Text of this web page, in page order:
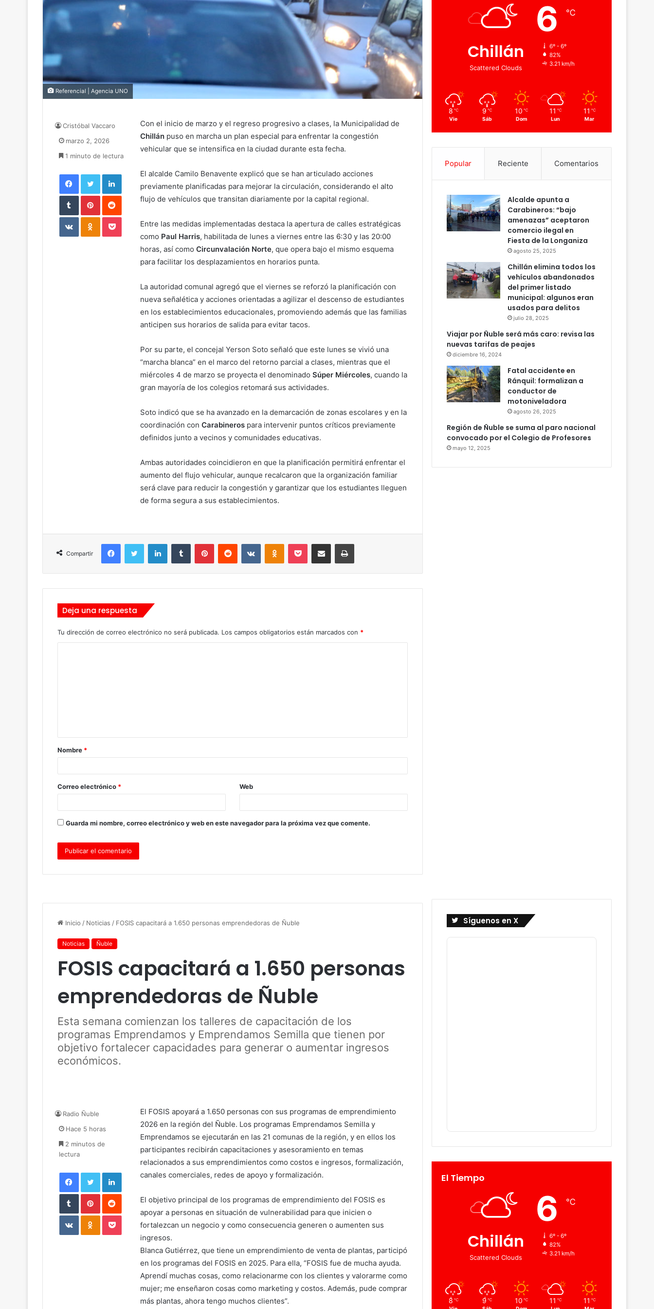
Referencial | Agencia UNO
Con el inicio de marzo y el regreso progresivo a clases, la Municipalidad de
Chillán puso en marcha un plan especial para enfrentar la congestión
vehicular que se intensifica en la ciudad durante esta fecha.
El alcalde Camilo Benavente explicó que se han articulado acciones
previamente planificadas para mejorar la circulación, considerando el alto
flujo de vehículos que transitan diariamente por la capital regional.
Entre las medidas implementadas destaca la apertura de calles estratégicas
como Paul Harris, habilitada de lunes a viernes entre las 6:30 y las 20:00
horas, así como Circunvalación Norte, que opera bajo el mismo esquema
para facilitar los desplazamientos en horarios punta.
La autoridad comunal agregó que el viernes se reforzó la planificación con
nueva señalética y acciones orientadas a agilizar el descenso de estudiantes
en los establecimientos educacionales, promoviendo además que las familias
anticipen sus horarios de salida para evitar tacos.
Por su parte, el concejal Yerson Soto señaló que este lunes se vivió una
“marcha blanca” en el marco del retorno parcial a clases, mientras que el
miércoles 4 de marzo se proyecta el denominado Súper Miércoles, cuando la
gran mayoría de los colegios retomará sus actividades.
Soto indicó que se ha avanzado en la demarcación de zonas escolares y en la
coordinación con Carabineros para intervenir puntos críticos previamente
definidos junto a vecinos y comunidades educativas.
Ambas autoridades coincidieron en que la planificación permitirá enfrentar el
aumento del flujo vehicular, aunque recalcaron que la organización familiar
será clave para reducir la congestión y garantizar que los estudiantes lleguen
de forma segura a sus establecimientos.
Cristóbal Vaccaro
marzo 2, 2026
1 minuto de lectura
Facebook Twitter LinkedIn
Tumblr Pinterest Reddit
VKontakte Odnoklassniki Pocket
Compartir
Deja una respuesta
Tu dirección de correo electrónico no será publicada. Los campos obligatorios están marcados con *
a
r
*
Nombre *
Correo electrónico * Web
Guarda mi nombre, correo electrónico y web en este navegador para la próxima vez que comente.
Chillán
Scattered Clouds
6 ℃
6º - 6º
82%
3.21 km/h
8 ℃
Vie
9 ℃
Sáb
10 ℃
Dom
11 ℃
Lun
11 ℃
Mar
Popular Reciente Comentarios
Alcalde apunta a
Carabineros: “bajo
amenazas” aceptaron
comercio ilegal en
Fiesta de la Longaniza
agosto 25, 2025
Chillán elimina todos los
vehículos abandonados
del primer listado
municipal: algunos eran
usados para delitos
julio 28, 2025
Viajar por Ñuble será más caro: revisa las
nuevas tarifas de peajes
diciembre 16, 2024
Fatal accidente en
Ránquil: formalizan a
conductor de
motoniveladora
agosto 26, 2025
Región de Ñuble se suma al paro nacional
convocado por el Colegio de Profesores
mayo 12, 2025